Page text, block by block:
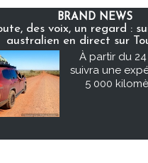
BRAND NEWS
des voix, un regard :
australien en direct sur
À partir du
suivra une
5 000